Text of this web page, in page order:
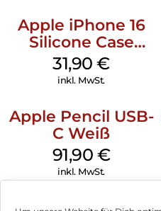
Apple iPhone 16
Silicone Case
MagSafe Fuchsia
31,90€
inkl. MwSt.
Apple Pencil USB-
C Weiß
91,90 €
inkl. MwSt.